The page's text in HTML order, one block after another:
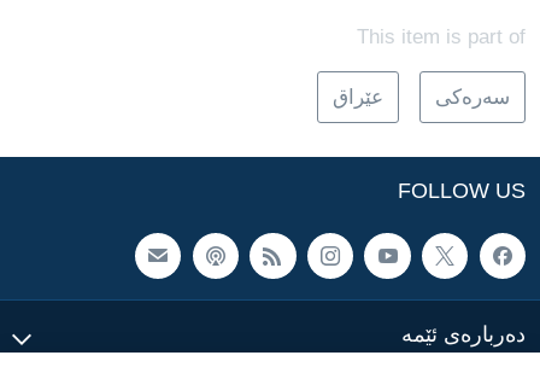
This item is part of
سه‌ره‌کی عێراق
FOLLOW US
ده‌رباره‌ی ئێمه‌